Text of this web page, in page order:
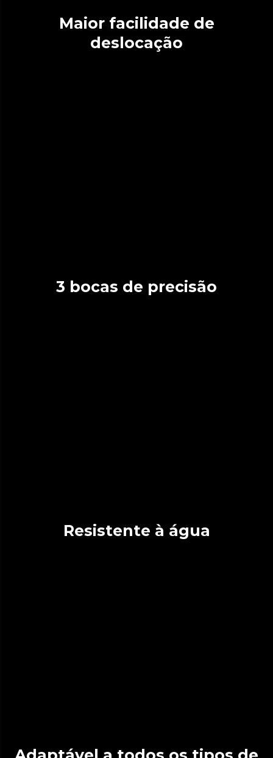
Maior facilidade de
deslocação
3 bocas de precisão
Resistente à água